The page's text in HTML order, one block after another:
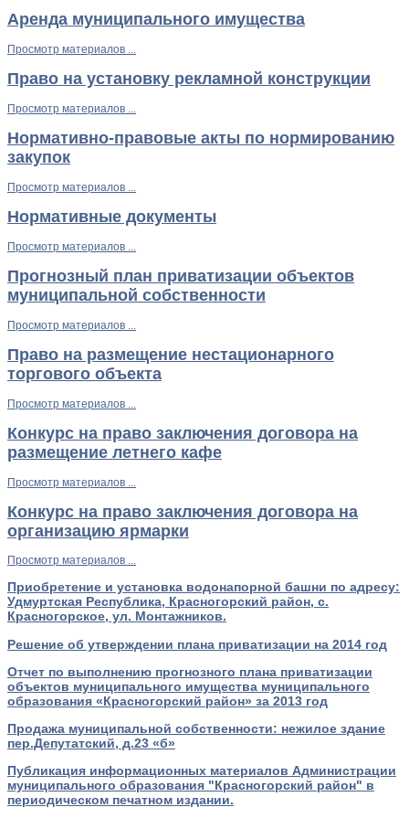
Аренда муниципального имущества
Просмотр материалов ...
Право на установку рекламной конструкции
Просмотр материалов ...
Нормативно-правовые акты по нормированию
закупок
Просмотр материалов ...
Нормативные документы
Просмотр материалов ...
Прогнозный план приватизации объектов
муниципальной собственности
Просмотр материалов ...
Право на размещение нестационарного
торгового объекта
Просмотр материалов ...
Конкурс на право заключения договора на
размещение летнего кафе
Просмотр материалов ...
Конкурс на право заключения договора на
организацию ярмарки
Просмотр материалов ...
Приобретение и установка водонапорной башни по адресу:
Удмуртская Республика, Красногорский район, с.
Красногорское, ул. Монтажников.
Решение об утверждении плана приватизации на 2014 год
Отчет по выполнению прогнозного плана приватизации
объектов муниципального имущества муниципального
образования «Красногорский район» за 2013 год
Продажа муниципальной собственности: нежилое здание
пер.Депутатский, д.23 «б»
Публикация информационных материалов Администрации
муниципального образования "Красногорский район" в
периодическом печатном издании.